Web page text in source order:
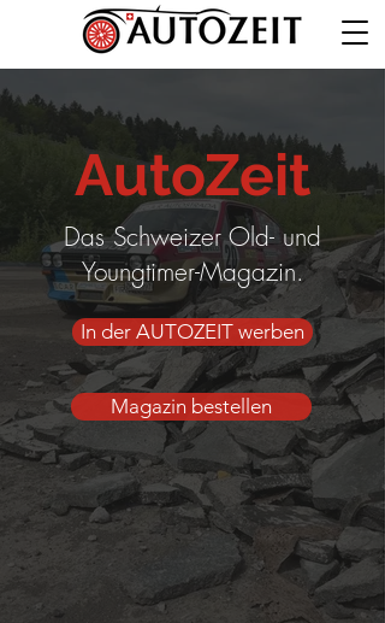
AutoZeit
Das Schweizer Old- und
Youngtimer-Magazin.
In der AUTOZEIT werben
Magazin bestellen